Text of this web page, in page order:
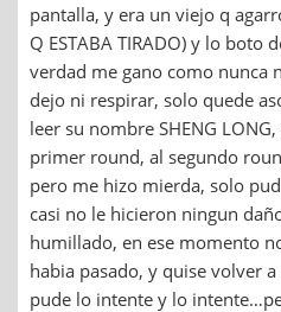
pantalla, y era un viejo q
Q ESTABA TIRADO) y lo boto
verdad me gano como nunca
dejo ni respirar, solo quede
leer su nombre SHENG
primer round, al segundo
pero me hizo mierda, solo
casi no le hicieron ningun
humillado, en ese momento
habia pasado, y quise volver
pude lo intente y lo